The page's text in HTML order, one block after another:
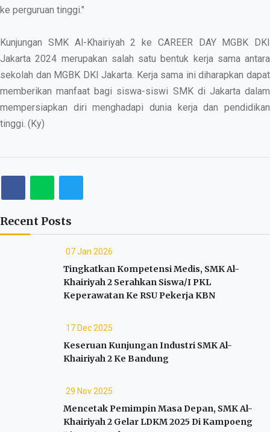
ke perguruan tinggi."
Kunjungan SMK Al-Khairiyah 2 ke CAREER DAY MGBK DKI
Jakarta 2024 merupakan salah satu bentuk kerja sama antara
sekolah dan MGBK DKI Jakarta. Kerja sama ini diharapkan dapat
memberikan manfaat bagi siswa-siswi SMK di Jakarta dalam
mempersiapkan diri menghadapi dunia kerja dan pendidikan
tinggi. (Ky)
Recent Posts
07 Jan 2026
Tingkatkan Kompetensi Medis, SMK Al-
Khairiyah 2 Serahkan Siswa/I PKL
Keperawatan Ke RSU Pekerja KBN
17 Dec 2025
Keseruan Kunjungan Industri SMK Al-
Khairiyah 2 Ke Bandung
29 Nov 2025
Mencetak Pemimpin Masa Depan, SMK Al-
Khairiyah 2 Gelar LDKM 2025 Di Kampoeng